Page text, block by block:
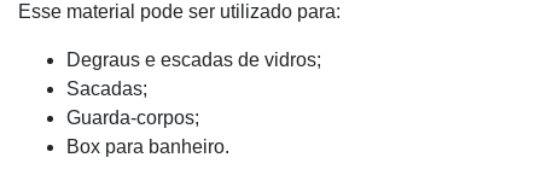
Esse material pode ser utilizado para:
Degraus e escadas de vidros;
Sacadas;
Guarda-corpos;
Box para banheiro.